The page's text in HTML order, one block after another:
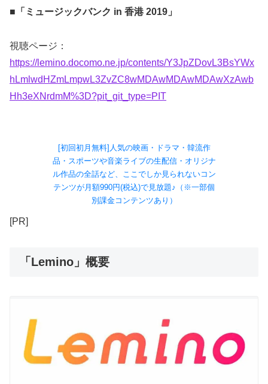
■「ミュージックバンク in 香港 2019」
視聴ページ：
https://lemino.docomo.ne.jp/contents/Y3JpZDovL3BsYWx
hLmlwdHZmLmpwL3ZvZC8wMDAwMDAwMDAwXzAwb
Hh3eXNrdmM%3D?pit_git_type=PIT
[初回初月無料]人気の映画・ドラマ・韓流作
品・スポーツや音楽ライブの生配信・オリジナ
ル作品の全話など、ここでしか見られないコン
テンツが月額990円(税込)で見放題♪（※一部個
別課金コンテンツあり）
[PR]
「Lemino」概要